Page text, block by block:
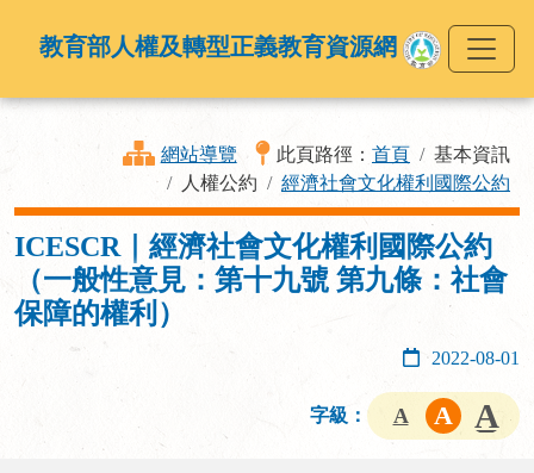
教育部人權及轉型正義教育資源網
網站導覽 此頁路徑： 首頁
基本資訊
人權公約
經濟社會文化權利國際公約
ICESCR｜經濟社會文化權利國際公約
（一般性意見：第十九號 第九條：社會
保障的權利）
2022-08-01
字級：